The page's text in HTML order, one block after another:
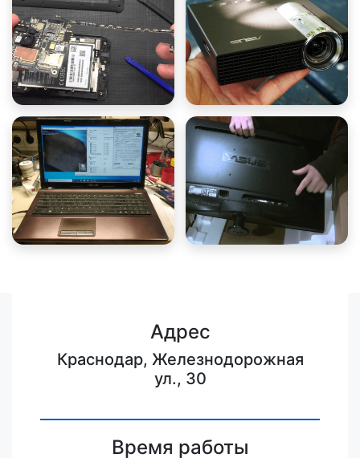
Адрес
Краснодар, Железнодорожная
ул., 30
Время работы